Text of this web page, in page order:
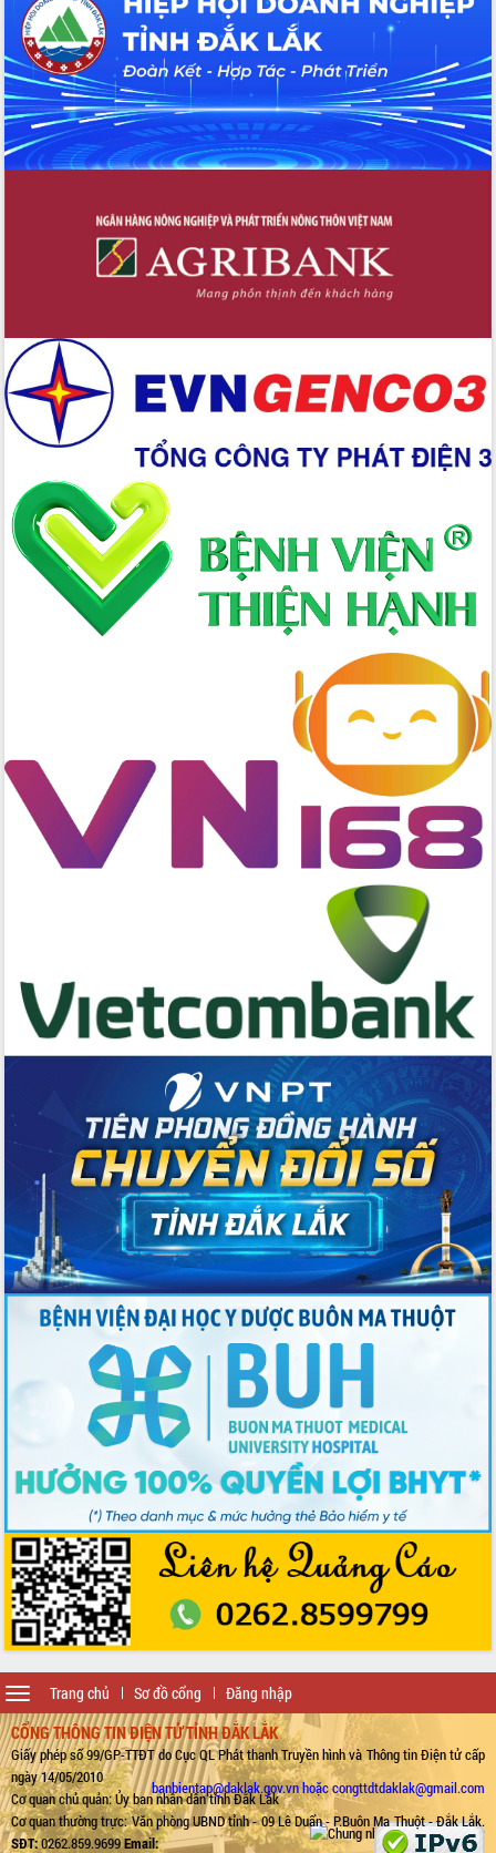
Trang chủ Sơ đồ cổng Đăng nhập
Toggle
navigation
CỔNG THÔNG TIN ĐIỆN TỬ TỈNH ĐẮK LẮK
Giấy phép số 99/GP-TTĐT do Cục QL Phát thanh Truyền hình và Thông tin Điện tử cấp
ngày 14/05/2010
Cơ quan chủ quản: Ủy ban nhân dân tỉnh Đắk Lắk
Cơ quan thường trực: Văn phòng UBND tỉnh - 09 Lê Duẩn - P.Buôn Ma Thuột - Đắk Lắk.
SĐT:0262.859.9699Email:
banbientap@daklak.gov.vn hoặc congttdtdaklak@gmail.com